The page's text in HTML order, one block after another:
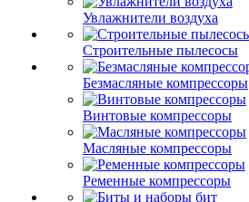
Увлажнители воздуха
Строительные пылесосы
Безмасляные компрессоры
Винтовые компрессоры
Масляные компрессоры
Ременные компрессоры